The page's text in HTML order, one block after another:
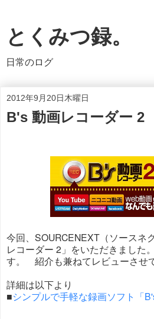
とくみつ録。
日常のログ
2012年9月20日木曜日
B's 動画レコーダー 2
今回、SOURCENEXT（ソースネ
レコーダー 2」をいただきました
す。 紹介も兼ねてレビューさせ
詳細は以下より
■シンプルで手軽な録画ソフト「